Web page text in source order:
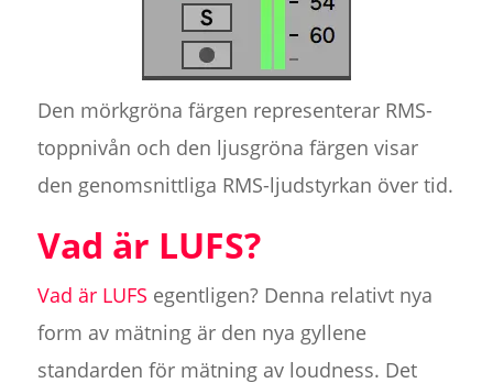
Den mörkgröna färgen representerar RMS-
toppnivån och den ljusgröna färgen visar
den genomsnittliga RMS-ljudstyrkan över tid.
Vad är LUFS?
Vad är LUFS egentligen? Denna relativt nya
form av mätning är den nya gyllene
standarden för mätning av loudness. Det